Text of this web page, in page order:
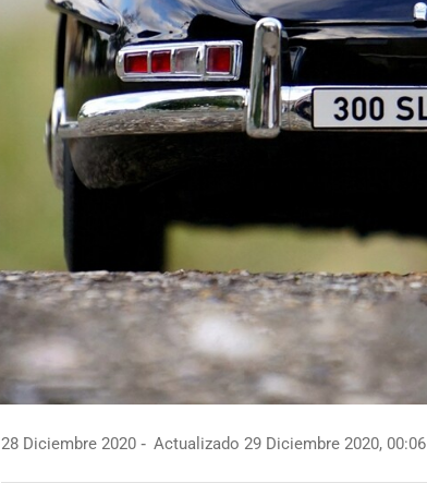
28 Diciembre 2020 Actualizado 29 Diciembre 2020, 00:06